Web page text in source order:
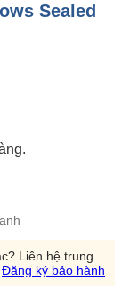
Sealed
Liên hệ trung
Đăng ký bảo hành